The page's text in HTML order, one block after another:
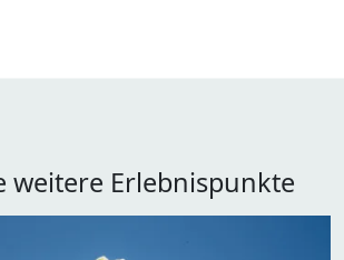
weitere Erlebnispunkte